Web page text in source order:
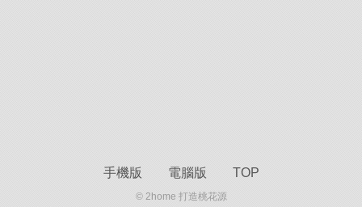
手機版 電腦版 TOP
© 2home 打造桃花源